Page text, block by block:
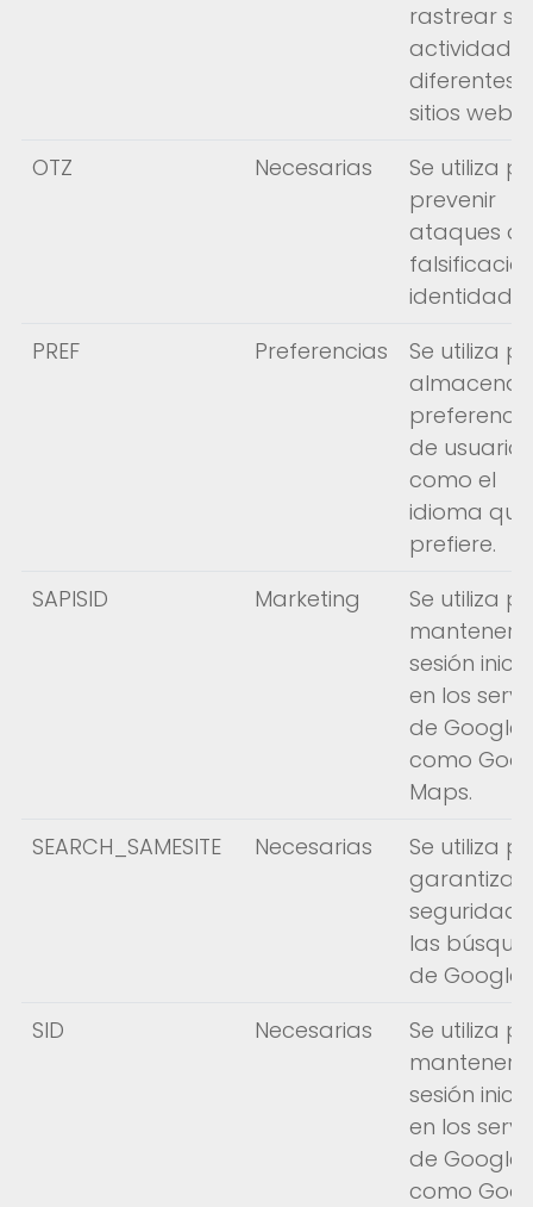
rastrear su
actividad
diferentes
sitios web.
OTZ
Necesarias
Se utiliza
prevenir
ataques
identidad.
PREF
Preferencias
Se utiliza
almacenar
de usuario,
como el
idioma que
prefiere.
SAPISID
Marketing
Se utiliza
mantener
sesión
en los
de Google,
como
Maps.
SEARCH_SAMESITE
Necesarias
Se utiliza
garantizar
seguridad
las
de Google.
SID
Necesarias
Se utiliza
mantener
sesión
en los
de Google,
como